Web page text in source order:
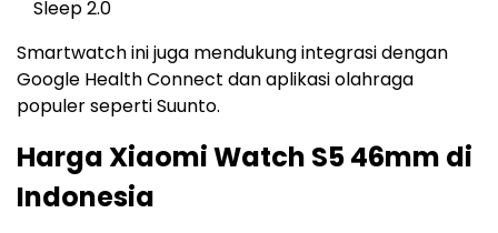
Sleep 2.0
Smartwatch ini juga mendukung integrasi dengan
Google Health Connect dan aplikasi olahraga
populer seperti Suunto.
Harga Xiaomi Watch S5 46mm di
Indonesia